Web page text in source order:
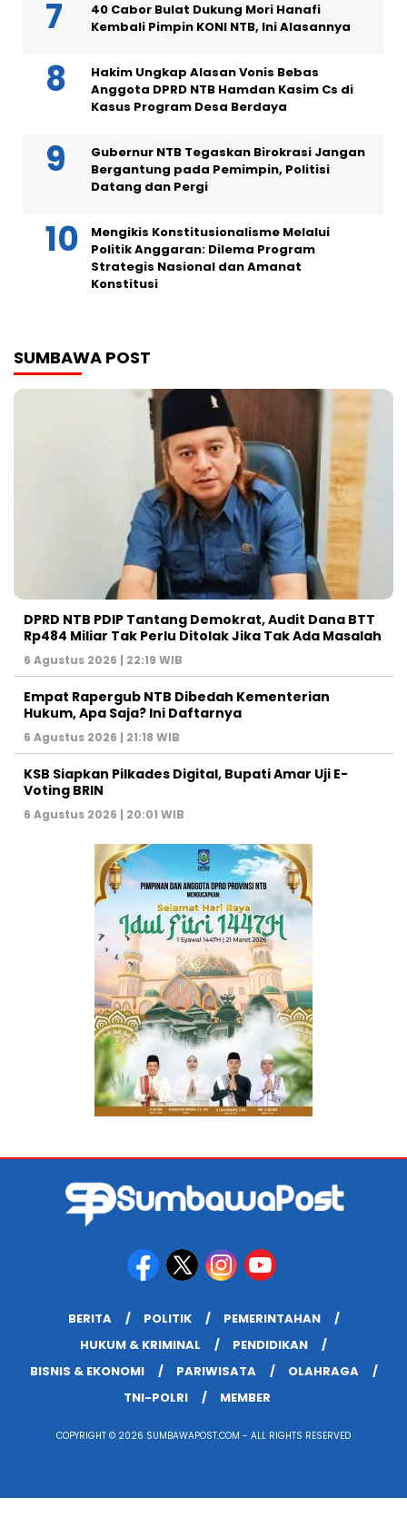
40 Cabor Bulat Dukung Mori Hanafi
Kembali Pimpin KONI NTB, Ini Alasannya
Hakim Ungkap Alasan Vonis Bebas
Anggota DPRD NTB Hamdan Kasim Cs di
Kasus Program Desa Berdaya
Gubernur NTB Tegaskan Birokrasi Jangan
Bergantung pada Pemimpin, Politisi
Datang dan Pergi
Mengikis Konstitusionalisme Melalui
Politik Anggaran: Dilema Program
Strategis Nasional dan Amanat
Konstitusi
SUMBAWA POST
DPRD NTB PDIP Tantang Demokrat, Audit Dana BTT
Rp484 Miliar Tak Perlu Ditolak Jika Tak Ada Masalah
6 Agustus 2026 | 22:19 WIB
Empat Rapergub NTB Dibedah Kementerian
Hukum, Apa Saja? Ini Daftarnya
6 Agustus 2026 | 21:18 WIB
KSB Siapkan Pilkades Digital, Bupati Amar Uji E-
Voting BRIN
6 Agustus 2026 | 20:01 WIB
BERITA POLITIK
PEMERINTAHAN
HUKUM & KRIMINAL
PENDIDIKAN
BISNIS & EKONOMI
PARIWISATA
OLAHRAGA
TNI-POLRI
MEMBER
COPYRIGHT © 2026 SUMBAWAPOST.COM - ALL RIGHTS RESERVED